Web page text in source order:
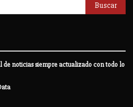
de noticias siempre actualizado con todo lo